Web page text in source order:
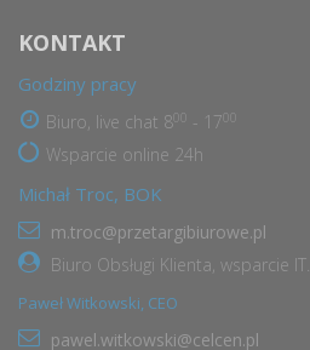
KONTAKT
Godziny pracy
Biuro, live chat 8 - 17
Wsparcie online 24h
Michał Troc, BOK
m.troc@przetargibiurowe.pl
Biuro Obsługi Klienta, wsparcie IT.
Paweł Witkowski, CEO
pawel.witkowski@celcen.pl